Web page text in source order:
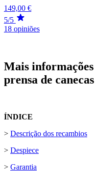
149,00 €
5/5
18 opiniões
Mais informações
prensa de
ÍNDICE
> Descrição dos recambios
> Despiece
> Garantia